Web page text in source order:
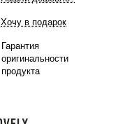
Хочу в подарок
Гарантия
оригинальности
продукта